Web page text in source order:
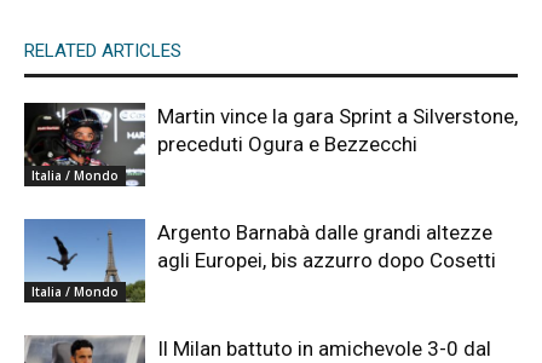
RELATED ARTICLES
Italia / Mondo
Martin vince la gara Sprint a Silverstone,
preceduti Ogura e Bezzecchi
Italia / Mondo
Argento Barnabà dalle grandi altezze
agli Europei, bis azzurro dopo Cosetti
Il Milan battuto in amichevole 3-0 dal